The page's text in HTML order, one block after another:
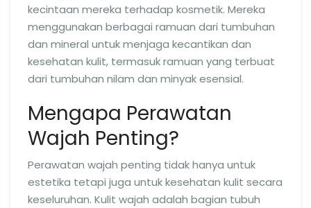
kecintaan mereka terhadap kosmetik. Mereka
menggunakan berbagai ramuan dari tumbuhan
dan mineral untuk menjaga kecantikan dan
kesehatan kulit, termasuk ramuan yang terbuat
dari tumbuhan nilam dan minyak esensial.
Mengapa Perawatan
Wajah Penting?
Perawatan wajah penting tidak hanya untuk
estetika tetapi juga untuk kesehatan kulit secara
keseluruhan. Kulit wajah adalah bagian tubuh